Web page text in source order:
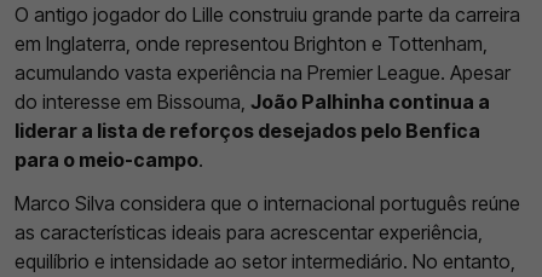
O antigo jogador do Lille construiu grande parte da carreira
em Inglaterra, onde representou Brighton e Tottenham,
acumulando vasta experiência na Premier League. Apesar
do interesse em Bissouma, João Palhinha continua a
liderar a lista de reforços desejados pelo Benfica
para o meio-campo.
Marco Silva considera que o internacional português reúne
as características ideais para acrescentar experiência,
equilíbrio e intensidade ao setor intermediário. No entanto,